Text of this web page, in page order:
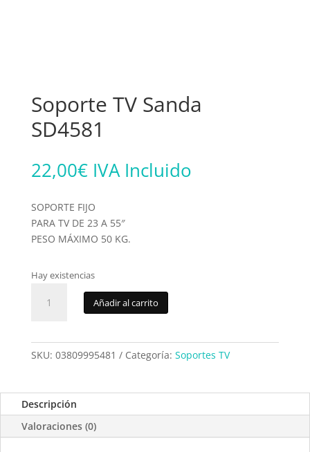
Soporte TV Sanda
SD4581
22,00€ IVA Incluido
SOPORTE FIJO
PARA TV DE 23 A 55″
PESO MÁXIMO 50 KG.
Hay existencias
cantidad
Añadir al carrito
SKU: 03809995481 Categoría: Soportes TV
Descripción
Valoraciones (0)